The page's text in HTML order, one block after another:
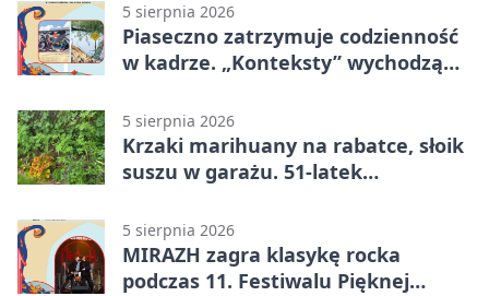
5 sierpnia 2026
Piaseczno zatrzymuje codzienność
w kadrze. „Konteksty” wychodzą
5 sierpnia 2026
Krzaki marihuany na rabatce, słoik
suszu w garażu. 51-latek
5 sierpnia 2026
MIRAZH zagra klasykę rocka
podczas 11. Festiwalu Pięknej